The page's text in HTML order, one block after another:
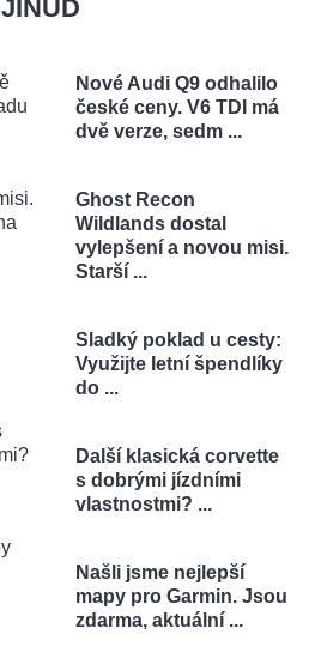
Nové Audi Q9 odhalilo
české ceny. V6 TDI má
dvě verze, sedm ...
Ghost Recon
Wildlands dostal
vylepšení a novou misi.
Starší ...
Sladký poklad u cesty:
Využijte letní špendlíky
do ...
Další klasická corvette
s dobrými jízdními
vlastnostmi? ...
Našli jsme nejlepší
mapy pro Garmin. Jsou
zdarma, aktuální ...